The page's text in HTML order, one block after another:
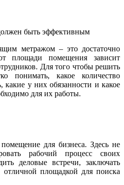
быть эффективным
метражом – это достаточно
площади помещения зависит
Для того чтобы решить
понимать, какое количество
какие у них обязанности и какое
для их работы.
для бизнеса. Здесь не
рабочий процесс своих
деловые встречи, заключать
отличной площадкой для поиска